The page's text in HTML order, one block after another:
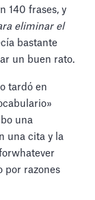
140 frases, y
eliminar el
bastante
un buen rato.
tardó en
una
una cita y la
por razones